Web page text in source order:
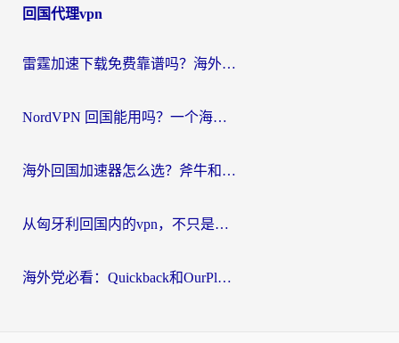
回国代理vpn
雷霆加速下载免费靠谱吗？海外党选回国加速器的避坑指南（附热门工具对比）
NordVPN 回国能用吗？一个海外用户必须面对的真实困境
海外回国加速器怎么选？斧牛和海龟哪个好？一篇帮你避开坑的实用指南
从匈牙利回国内的vpn，不只是为了刷剧那么简单
海外党必看：Quickback和OurPlay好用吗？3分钟选对回国加速器，无缝刷剧玩游戏